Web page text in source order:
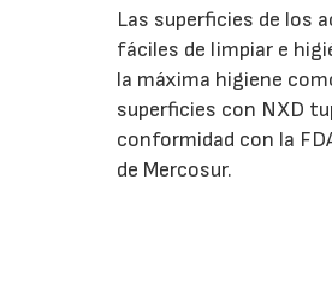
Las superficies de los
fáciles de limpiar e
la máxima higiene
superficies con NXD
conformidad con la
de Mercosur.